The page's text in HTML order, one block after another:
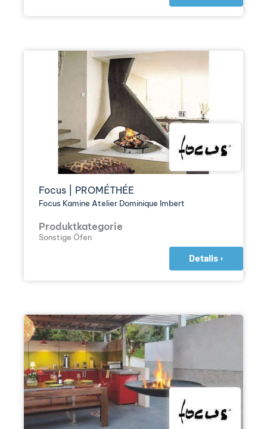
Focus | PROMÉTHÉE
Focus Kamine Atelier Dominique Imbert
Produktkategorie
Sonstige Öfen
Details ›